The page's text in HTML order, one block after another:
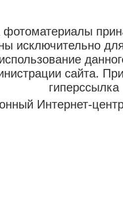
фотоматериалы
исключительно
сайта.
гиперссылка
Интернет-